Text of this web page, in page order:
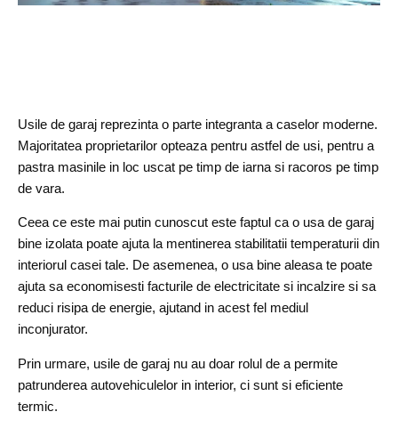
Usile de garaj reprezinta o parte integranta a caselor moderne.
Majoritatea proprietarilor opteaza pentru astfel de usi, pentru a
pastra masinile in loc uscat pe timp de iarna si racoros pe timp
de vara.
Ceea ce este mai putin cunoscut este faptul ca o usa de garaj
bine izolata poate ajuta la mentinerea stabilitatii temperaturii din
interiorul casei tale. De asemenea, o usa bine aleasa te poate
ajuta sa economisesti facturile de electricitate si incalzire si sa
reduci risipa de energie, ajutand in acest fel mediul
inconjurator.
Prin urmare, usile de garaj nu au doar rolul de a permite
patrunderea autovehiculelor in interior, ci sunt si eficiente
termic.